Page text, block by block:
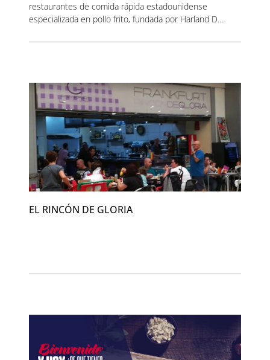
restaurantes de comida rápida estadounidense
especializada en pollo frito, fundada por Harland D....
EL RINCÓN DE GLORIA